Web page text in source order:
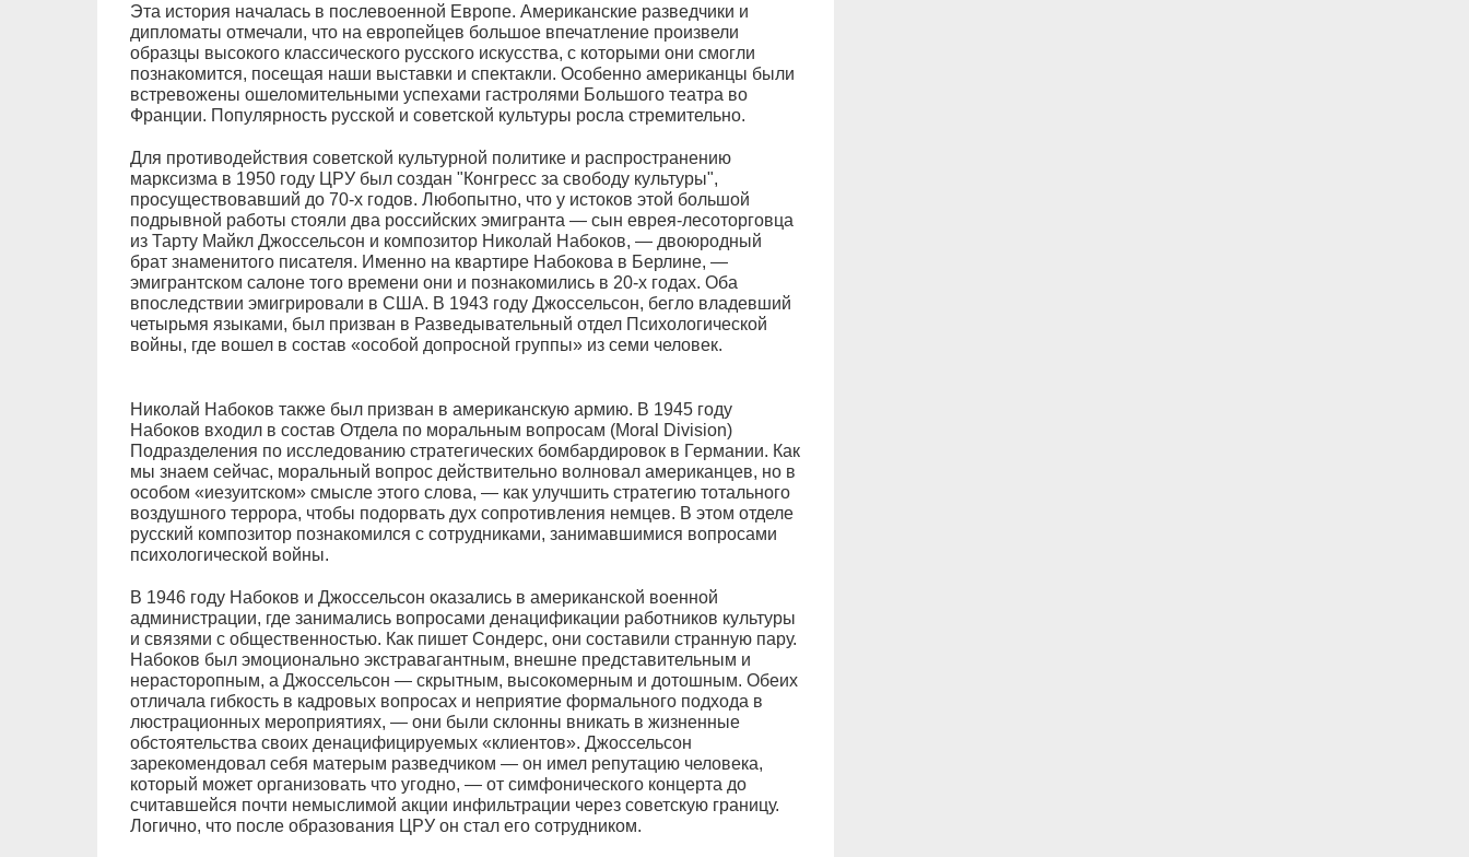
Эта история началась в послевоенной Европе. Американские разведчики и
дипломаты отмечали, что на европейцев большое впечатление произвели
образцы высокого классического русского искусства, с которыми они смогли
познакомится, посещая наши выставки и спектакли. Особенно американцы были
встревожены ошеломительными успехами гастролями Большого театра во
Франции. Популярность русской и советской культуры росла стремительно.
Для противодействия советской культурной политике и распространению
марксизма в 1950 году ЦРУ был создан "Конгресс за свободу культуры",
просуществовавший до 70-х годов. Любопытно, что у истоков этой большой
подрывной работы стояли два российских эмигранта — сын еврея-лесоторговца
из Тарту Майкл Джоссельсон и композитор Николай Набоков, — двоюродный
брат знаменитого писателя. Именно на квартире Набокова в Берлине, —
эмигрантском салоне того времени они и познакомились в 20-х годах. Оба
впоследствии эмигрировали в США. В 1943 году Джоссельсон, бегло владевший
четырьмя языками, был призван в Разведывательный отдел Психологической
войны, где вошел в состав «особой допросной группы» из семи человек.
Николай Набоков также был призван в американскую армию. В 1945 году
Набоков входил в состав Отдела по моральным вопросам (Moral Division)
Подразделения по исследованию стратегических бомбардировок в Германии. Как
мы знаем сейчас, моральный вопрос действительно волновал американцев, но в
особом «иезуитском» смысле этого слова, — как улучшить стратегию тотального
воздушного террора, чтобы подорвать дух сопротивления немцев. В этом отделе
русский композитор познакомился с сотрудниками, занимавшимися вопросами
психологической войны.
В 1946 году Набоков и Джоссельсон оказались в американской военной
администрации, где занимались вопросами денацификации работников культуры
и связями с общественностью. Как пишет Сондерс, они составили странную пару.
Набоков был эмоционально экстравагантным, внешне представительным и
нерасторопным, а Джоссельсон — скрытным, высокомерным и дотошным. Обеих
отличала гибкость в кадровых вопросах и неприятие формального подхода в
люстрационных мероприятиях, — они были склонны вникать в жизненные
обстоятельства своих денацифицируемых «клиентов». Джоссельсон
зарекомендовал себя матерым разведчиком — он имел репутацию человека,
который может организовать что угодно, — от симфонического концерта до
считавшейся почти немыслимой акции инфильтрации через советскую границу.
Логично, что после образования ЦРУ он стал его сотрудником.